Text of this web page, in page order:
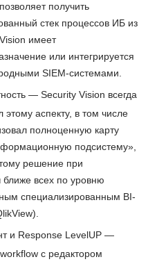
получить
стек процессов ИБ из
имеет
или интегрируется
SIEM-системами.
— Security Vision всегда
аспекту, в том числе
полноценную карту
подсистему»,
решение при
ближе всех по уровню
специализированным BI-
и Response LevelUP —
с редактором